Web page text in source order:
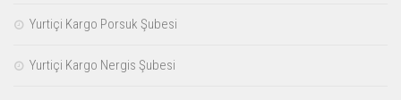
Yurtiçi Kargo Porsuk Şubesi
Yurtiçi Kargo Nergis Şubesi